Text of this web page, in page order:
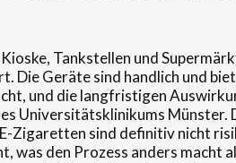
Tankstellen und
Die Geräte sind handlich und
und die langfristigen
Universitätsklinikums Münster.
Zigaretten sind definitiv nicht
was den Prozess anders macht